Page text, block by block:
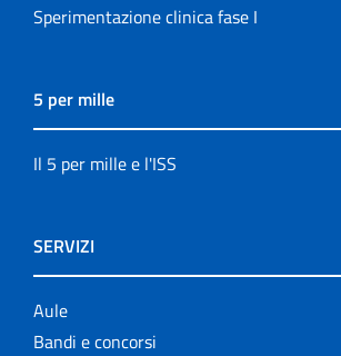
Sperimentazione clinica fase I
5 per mille
Il 5 per mille e l'ISS
SERVIZI
Aule
Bandi e concorsi